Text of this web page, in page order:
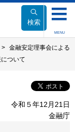
検索
MENU
金融安定理事会による
ついて
令和５年12月21日
金融庁